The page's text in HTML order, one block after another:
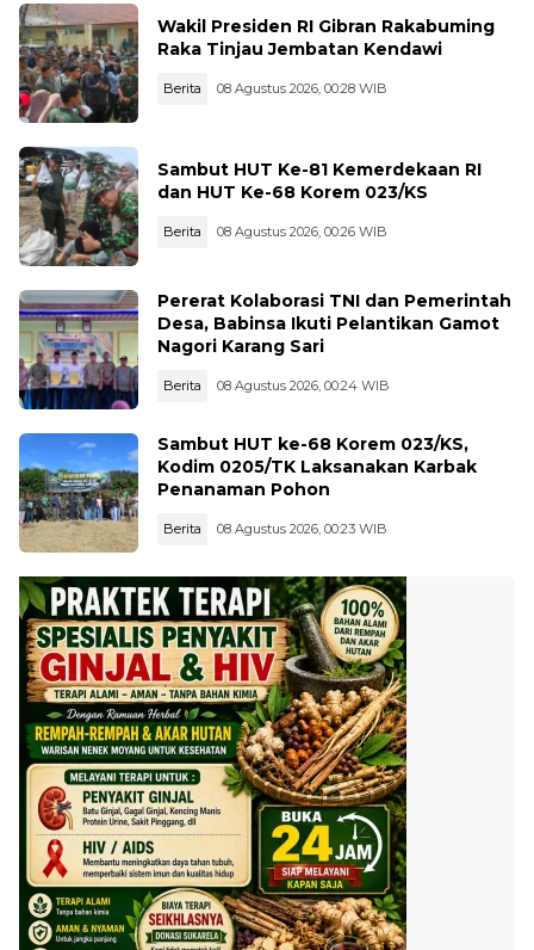
Wakil Presiden RI Gibran Rakabuming
Raka Tinjau Jembatan Kendawi
Berita 08 Agustus 2026, 00:28 WIB
Sambut HUT Ke-81 Kemerdekaan RI
dan HUT Ke-68 Korem 023/KS
Berita 08 Agustus 2026, 00:26 WIB
Pererat Kolaborasi TNI dan Pemerintah
Desa, Babinsa Ikuti Pelantikan Gamot
Nagori Karang Sari
Berita 08 Agustus 2026, 00:24 WIB
Sambut HUT ke-68 Korem 023/KS,
Kodim 0205/TK Laksanakan Karbak
Penanaman Pohon
Berita 08 Agustus 2026, 00:23 WIB